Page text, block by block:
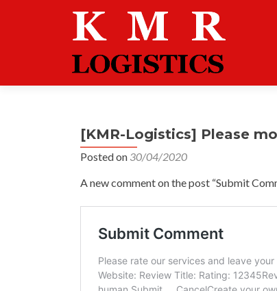
[KMR-Logistics] Please
Posted on 30/04/2020
A new comment on the post “Submit